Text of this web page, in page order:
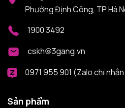
Phường Định Công, TP Hà
1900 3492
cskh@3gang.vn
0971 955 901 (Zalo chỉ
Sản phẩm